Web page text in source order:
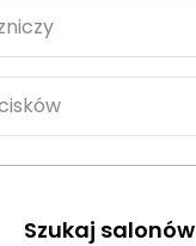
Szukaj salonów